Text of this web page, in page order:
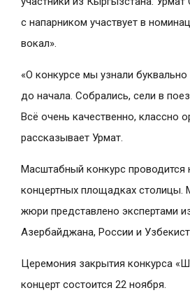
с напарником участвует в
вокал».
«О конкурсе мы узнали
до начала. Собрались, сели в
Всё очень качественно, классно
рассказывает Урмат.
Масштабный конкурс проводится
концертных площадках столицы.
жюри представлено экспертами
Азербайджана, России и
Церемония закрытия конкурса
концерт состоится 22 ноября.